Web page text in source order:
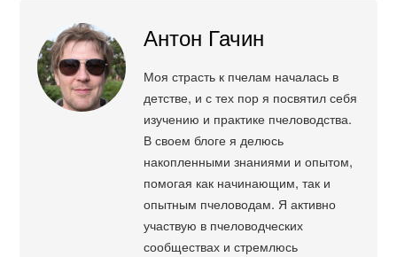
Антон Гачин
Моя страсть к пчелам началась в
детстве, и с тех пор я посвятил себя
изучению и практике пчеловодства.
В своем блоге я делюсь
накопленными знаниями и опытом,
помогая как начинающим, так и
опытным пчеловодам. Я активно
участвую в пчеловодческих
сообществах и стремлюсь